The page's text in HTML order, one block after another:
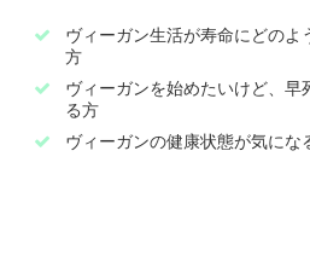
ヴィーガン生活が寿命にどのよ
方
ヴィーガンを始めたいけど、早
る方
ヴィーガンの健康状態が気にな